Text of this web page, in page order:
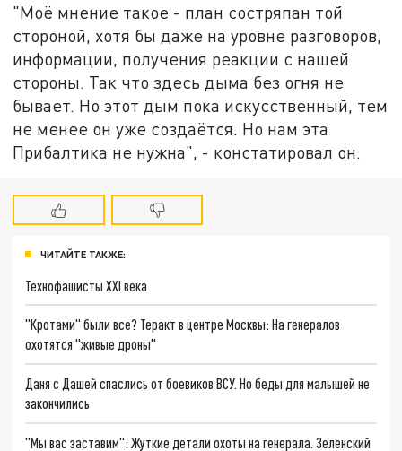
"Моё мнение такое - план состряпан той
стороной, хотя бы даже на уровне разговоров,
информации, получения реакции с нашей
стороны. Так что здесь дыма без огня не
бывает. Но этот дым пока искусственный, тем
не менее он уже создаётся. Но нам эта
Прибалтика не нужна", - констатировал он.
ЧИТАЙТЕ ТАКЖЕ:
Технофашисты XXI века
"Кротами" были все? Теракт в центре Москвы: На генералов
охотятся "живые дроны"
Даня с Дашей спаслись от боевиков ВСУ. Но беды для малышей не
закончились
"Мы вас заставим": Жуткие детали охоты на генерала. Зеленский